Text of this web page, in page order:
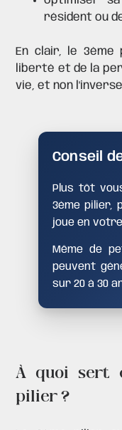
résident ou
En clair, le
liberté et de la
vie, et non
Conseil
Plus tôt
3ème pilier,
joue en
Même de
peuvent
sur 20 à 30
À quoi sert
pilier ?